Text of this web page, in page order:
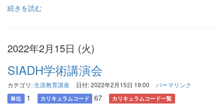
続きを読む
2022年2月15日 (火)
SIADH学術講演会
カテゴリ:生涯教育講座 日付: 2022年2月15日 19:00 パーマリンク
単位 1 カリキュラムコード 67 カリキュラムコード一覧